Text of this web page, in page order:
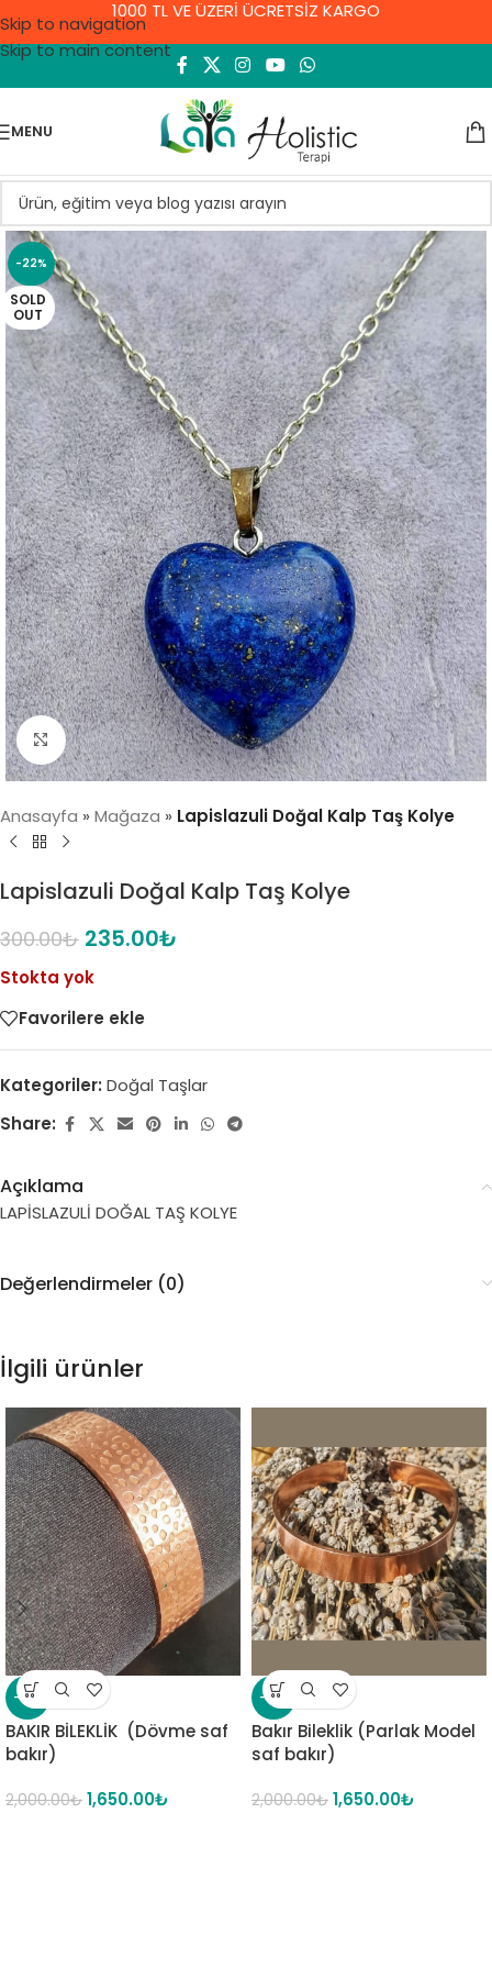
Skip to navigation
Skip to main content
1000 TL VE ÜZERİ ÜCRETSİZ KARGO
MENU
-22%
SOLD
OUT
Click to enlarge
Anasayfa » Mağaza » Lapislazuli Doğal Kalp Taş Kolye
Lapislazuli Doğal Kalp Taş Kolye
300.00₺ 235.00₺
Stokta yok
Favorilere ekle
Kategoriler: Doğal Taşlar
Share:
Açıklama
LAPİSLAZULİ DOĞAL TAŞ KOLYE
Değerlendirmeler (0)
İlgili ürünler
-18%
BAKIR BİLEKLİK (Dövme saf
bakır)
2,000.00₺ 1,650.00₺
-18%
Bakır Bileklik (Parlak Model
saf bakır)
2,000.00₺ 1,650.00₺